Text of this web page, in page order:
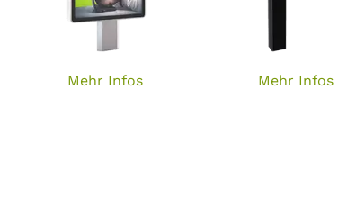
Mehr Infos Mehr Infos